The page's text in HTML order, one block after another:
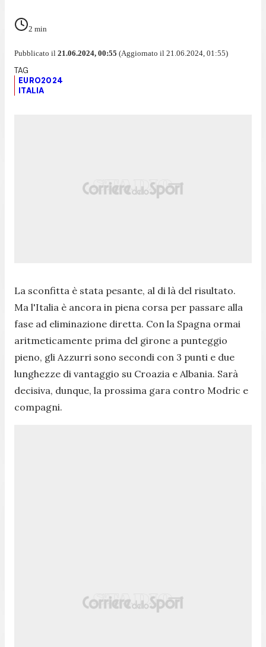
2 min
Pubblicato il 21.06.2024, 00:55 (Aggiornato il 21.06.2024, 01:55)
EURO2024
ITALIA
La sconfitta è stata pesante, al di là del risultato.
Ma l'Italia è ancora in piena corsa per passare alla
fase ad eliminazione diretta. Con la Spagna ormai
aritmeticamente prima del girone a punteggio
pieno, gli Azzurri sono secondi con 3 punti e due
lunghezze di vantaggio su Croazia e Albania. Sarà
decisiva, dunque, la prossima gara contro Modric e
compagni.